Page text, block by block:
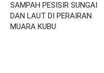
SAMPAH PESISIR SUNGAI
DAN LAUT DI PERAIRAN
MUARA KUBU